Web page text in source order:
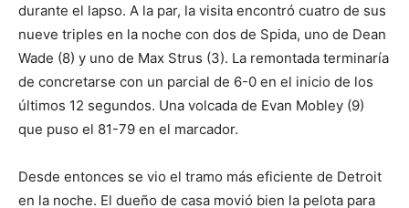
durante el lapso. A la par, la visita encontró cuatro de sus
nueve triples en la noche con dos de Spida, uno de Dean
Wade (8) y uno de Max Strus (3). La remontada terminaría
de concretarse con un parcial de 6-0 en el inicio de los
últimos 12 segundos. Una volcada de Evan Mobley (9)
que puso el 81-79 en el marcador.
Desde entonces se vio el tramo más eficiente de Detroit
en la noche. El dueño de casa movió bien la pelota para